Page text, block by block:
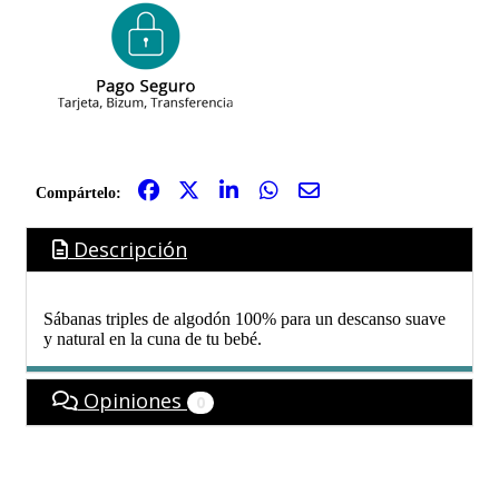
Compártelo:
Descripción
Sábanas triples de algodón 100% para un descanso suave
y natural en la cuna de tu bebé.
Opiniones 0